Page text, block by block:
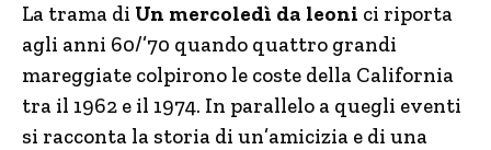
La trama di Un mercoledì da leoni ci riporta
agli anni 60/’70 quando quattro grandi
mareggiate colpirono le coste della California
tra il 1962 e il 1974. In parallelo a quegli eventi
si racconta la storia di un’amicizia e di una